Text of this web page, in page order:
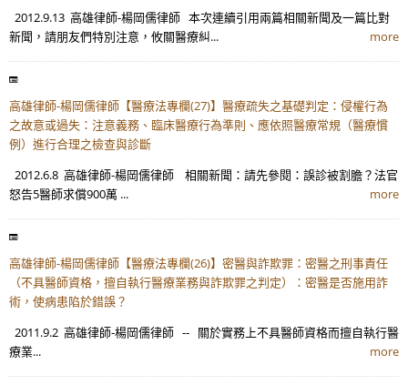
2012.9.13 高雄律師-楊岡儒律師 本次連續引用兩篇相關新聞及一篇比對
新聞，請朋友們特別注意，攸關醫療糾...
more
高雄律師-楊岡儒律師【醫療法專欄(27)】醫療疏失之基礎判定：侵權行為
之故意或過失：注意義務、臨床醫療行為準則、應依照醫療常規（醫療慣
例）進行合理之檢查與診斷
2012.6.8 高雄律師-楊岡儒律師 相關新聞：請先參閱：誤診被割膽？法官
怒告5醫師求償900萬 ...
more
高雄律師-楊岡儒律師【醫療法專欄(26)】密醫與詐欺罪：密醫之刑事責任
（不具醫師資格，擅自執行醫療業務與詐欺罪之判定）：密醫是否施用詐
術，使病患陷於錯誤？
2011.9.2 高雄律師-楊岡儒律師 -- 關於實務上不具醫師資格而擅自執行醫
療業...
more